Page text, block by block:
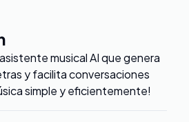
musical AI que genera
y facilita conversaciones
simple y eficientemente!